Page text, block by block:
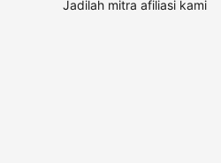
Jadilah mitra afiliasi kami